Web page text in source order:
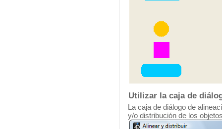
Utilizar la caja de
La caja de diálogo de
y/o distribución de los